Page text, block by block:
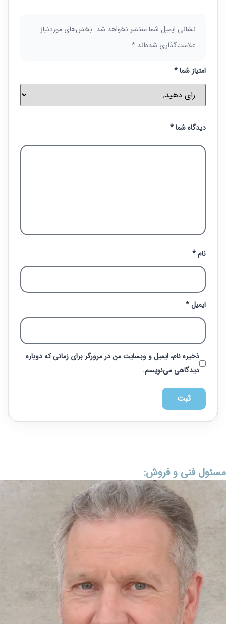
نشانی ایمیل شما منتشر نخواهد شد. بخش‌های موردنیاز
علامت‌گذاری شده‌اند *
امتیاز شما*
دیدگاه شما*
نام*
ایمیل*
ذخیره نام، ایمیل و وبسایت من در مرورگر برای زمانی که دوباره
دیدگاهی می‌نویسم.
مسئول فنی و فروش: